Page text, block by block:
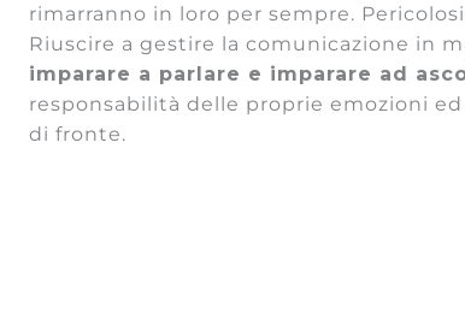
rimarranno in loro per sempre.
Riuscire a gestire la comunicazione in
imparare a parlare e imparare ad
responsabilità delle proprie emozioni
di fronte.